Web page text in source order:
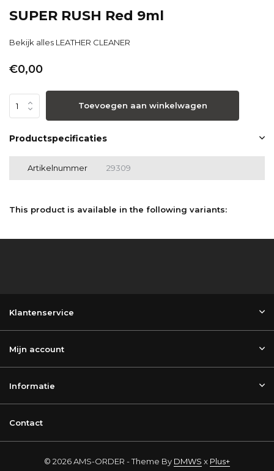
SUPER RUSH Red 9ml
Bekijk alles LEATHER CLEANER
€0,00
Toevoegen aan winkelwagen
Productspecificaties
Artikelnummer 29309
This product is available in the following variants:
Klantenservice
Mijn account
Informatie
Contact
© 2026 AMS-ORDER - Theme By DMWS x Plus+